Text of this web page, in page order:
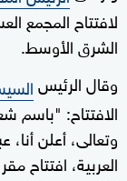
لافتتاح المجمع
الشرق الأوسط.
وقال الرئيس
الافتتاح: "باسم
وتعالى، أعلن
العربية، افتتاح